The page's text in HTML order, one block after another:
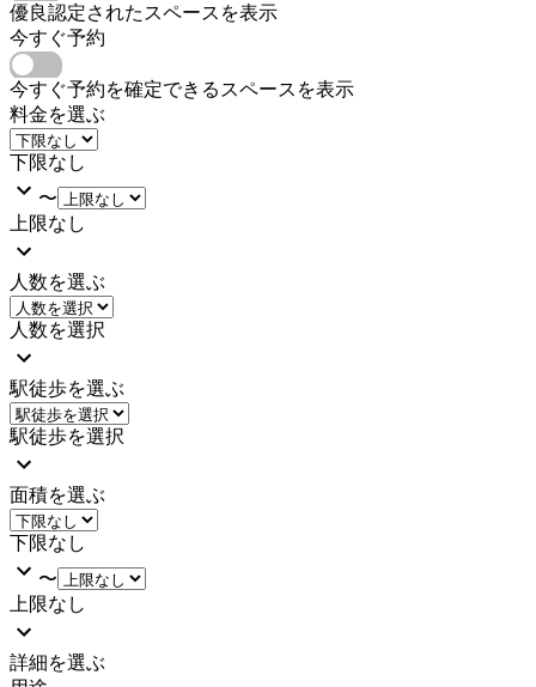
優良認定されたスペースを表示
今すぐ予約
今すぐ予約を確定できるスペースを表示
料金を選ぶ
下限なし
〜
上限なし
人数を選ぶ
人数を選択
駅徒歩を選ぶ
駅徒歩を選択
面積を選ぶ
下限なし
〜
上限なし
詳細を選ぶ